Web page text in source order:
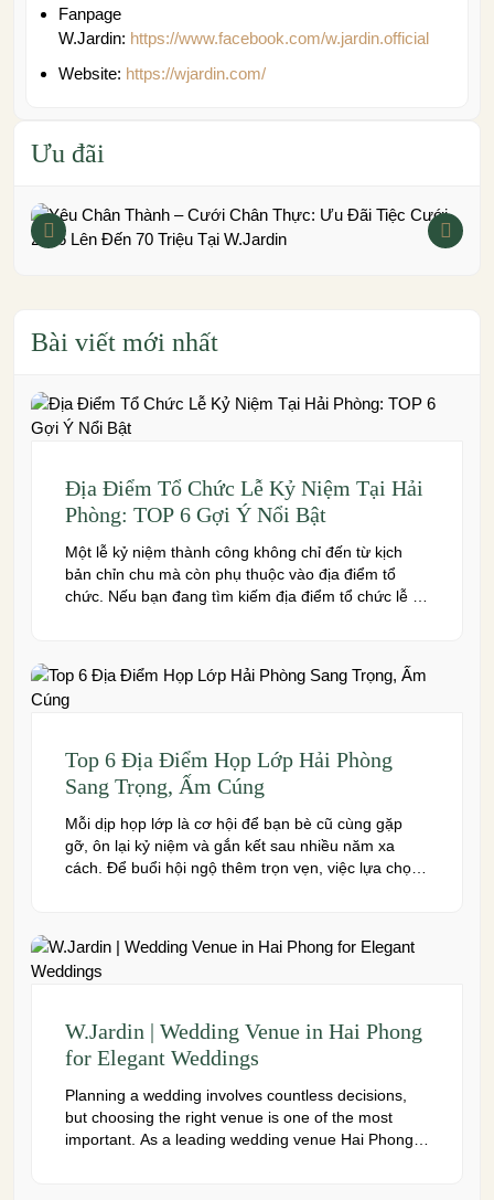
Fanpage
W.Jardin: https://www.facebook.com/w.jardin.official
Website: https://wjardin.com/
Ưu đãi
Bài viết mới nhất
Địa Điểm Tổ Chức Lễ Kỷ Niệm Tại Hải
Phòng: TOP 6 Gợi Ý Nổi Bật
Một lễ kỷ niệm thành công không chỉ đến từ kịch
bản chỉn chu mà còn phụ thuộc vào địa điểm tổ
chức. Nếu bạn đang tìm kiếm địa điểm tổ chức lễ kỷ
Top 6 Địa Điểm Họp Lớp Hải Phòng
Sang Trọng, Ấm Cúng
Mỗi dịp họp lớp là cơ hội để bạn bè cũ cùng gặp
gỡ, ôn lại kỷ niệm và gắn kết sau nhiều năm xa
cách. Để buổi hội ngộ thêm trọn vẹn, việc lựa chọn
W.Jardin | Wedding Venue in Hai Phong
for Elegant Weddings
Planning a wedding involves countless decisions,
but choosing the right venue is one of the most
important. As a leading wedding venue Hai Phong,